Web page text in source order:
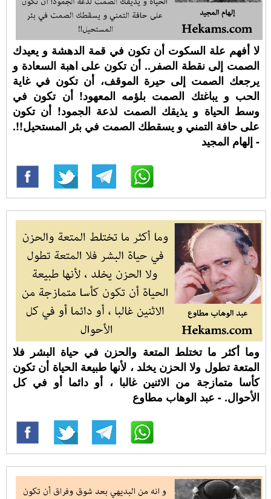
لا أفهم علة السكوت أن تكون في قمة الدهشة و يعيدك
الصمت إلى نقطة الصفر.. أن تكون على اهبة السعادة و
يرجعك الصمت إلى حيرة الموقف، أن تكون في غاية
الحب و يباغتك الصمت بلؤمه المعهود! أن تكون في
وسط الحياة و يذيقك الصمت لذعة الجمود! أن تكون
على حافة التمني و يسقطك الصمت في بئر المستحيل!!.
- إلهام المجيد
وما أكثر ما تختلط المتعة والحزن في حياة البشر فلا
المتعة تطول ولا الحزن يخلد ، لأنها طبيعة الحياة أن تكون
كأسا متمازجة من الاثنين غالبا ، أو دائما أو في كل
الأحوال. - عبد الوهاب مطاوع